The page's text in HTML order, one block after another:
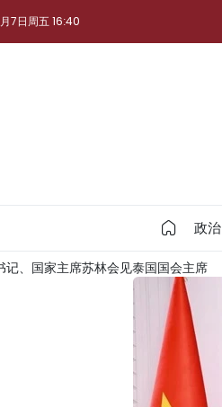
7日周五 16:40
政治
记、国家主席苏林会见泰国国会主席